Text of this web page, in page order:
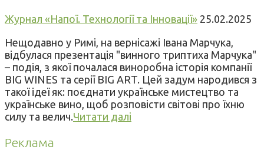
Журнал «Напої. Технології та Інновації» 25.02.2025
Нещодавно у Римі, на вернісажі Івана Марчука,
відбулася презентація "винного триптиха Марчука"
– подія, з якої почалася виноробна історія компанії
BIG WINES та серії BIG ART. Цей задум народився з
такої ідеї як: поєднати українське мистецтво та
українське вино, щоб розповісти світові про їхню
силу та велич.Читати далі
Реклама